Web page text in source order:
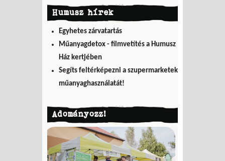
Humusz hírek
Egyhetes zárvatartás
Műanyagdetox - filmvetítés a Humusz
Ház kertjében
Segíts feltérképezni a szupermarketek
műanyaghasználatát!
Adományozz!